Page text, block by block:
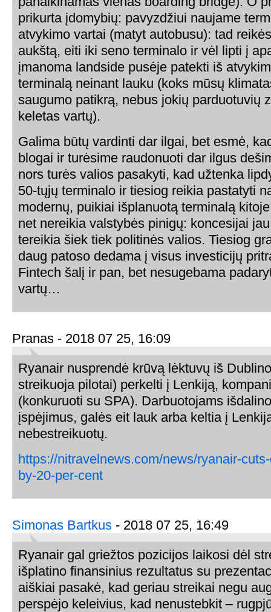
prikurta įdomybių: pavyzdžiui naujame
atvykimo vartai (matyt autobusu): tad
aukštą, eiti iki seno terminalo ir vėl lipti į
įmanoma landside pusėje patekti iš
terminalą neinant lauku (koks mūsų
saugumo patikrą, nebus jokių parduotuvių
keletas vartų).
Galima būtų vardinti dar ilgai, bet esmė,
blogai ir turėsime raudonuoti dar ilgus
nors turės valios pasakyti, kad užtenka
50-tųjų terminalo ir tiesiog reikia pastatyti
modernų, puikiai išplanuotą terminalą
net nereikia valstybės pinigų: koncesijai
tereikia šiek tiek politinės valios. Tiesiog
daug patoso dedama į visus investicijų
Fintech šalį ir pan, bet nesugebama
vartų…
Pranas - 2018 07 25, 16:09
Ryanair nusprendė krūvą lėktuvų iš
streikuoja pilotai) perkelti į Lenkiją,
(konkuruoti su SPA). Darbuotojams
įspėjimus, galės eit lauk arba keltia į
nebestreikuotų.
https://nitravelnews.com/news/ryanair-
by-20-per-cent
Simonas Bartkus - 2018 07 25, 16:49
Ryanair gal griežtos pozicijos laikosi dėl
išplatino finansinius rezultatus su
aiškiai pasakė, kad geriau streikai negu
perspėjo keleivius, kad nenustebkit –